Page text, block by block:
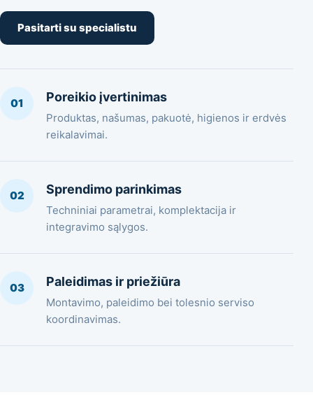
Pasitarti su specialistu
01 Poreikio įvertinimas
Produktas, našumas, pakuotė, higienos ir erdvės
reikalavimai.
02 Sprendimo parinkimas
Techniniai parametrai, komplektacija ir
integravimo sąlygos.
03 Paleidimas ir priežiūra
Montavimo, paleidimo bei tolesnio serviso
koordinavimas.